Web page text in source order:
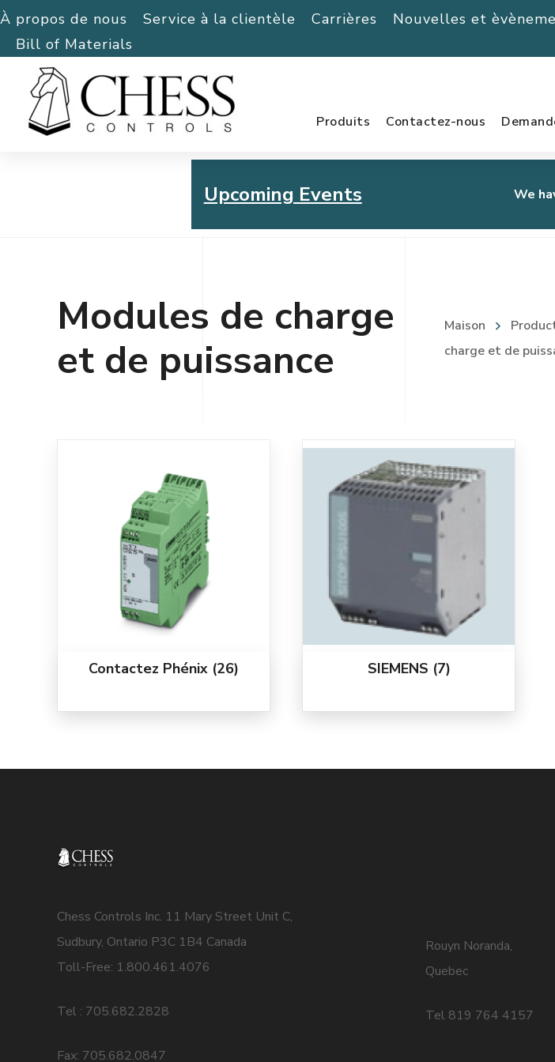
À propos de nous Service à la clientèle Carrières Nouvelles et
Bill of Materials
Produits Contactez-nous
Upcoming Events We
Chess Controls Golf Tournament
Modules de charge
et de puissance
Maison
charge et de
Contactez Phénix (26) SIEMENS (7)
Chess Controls Inc. 11 Mary Street Unit C,
Sudbury, Ontario P3C 1B4 Canada
Toll-Free: 1.800.461.4076
Tel : 705.682.2828
Fax: 705.682.0847
Rouyn Noranda,
Quebec
Tel 819 764 4157